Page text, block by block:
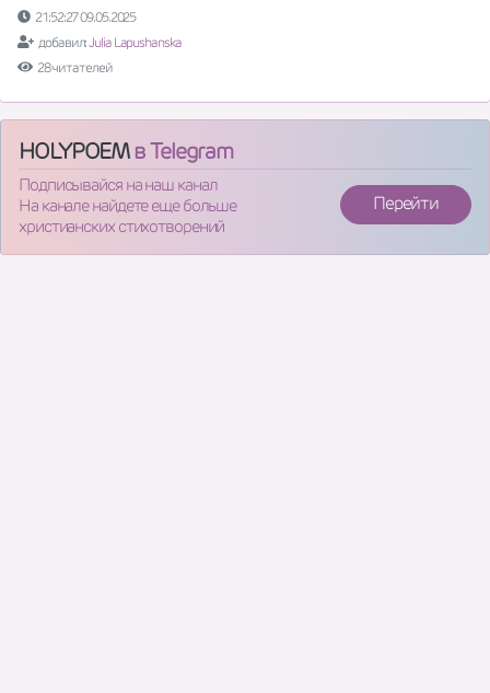
21:52:27 09.05.2025
добавил:Julia Lapushanska
28 читателей
HOLYPOEMв Telegram
Подписывайся на наш канал
На канале найдете еще больше
христианских стихотворений
Перейти